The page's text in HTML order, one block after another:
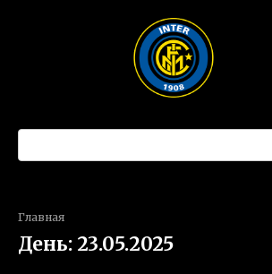
Поиск:
Главная
День: 23.05.2025